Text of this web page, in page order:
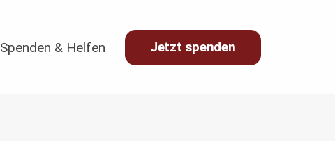
Spenden & Helfen Jetzt spenden